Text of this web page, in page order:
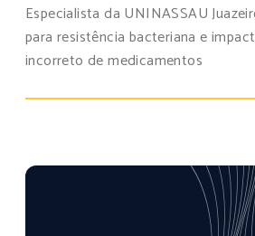
Especialista da UNINASSAU
para resistência bacteriana e
incorreto de medicamentos